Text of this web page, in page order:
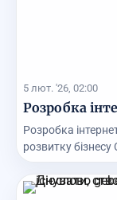
5 лют. '26, 02:00
Розробка
Розробка
розвитку